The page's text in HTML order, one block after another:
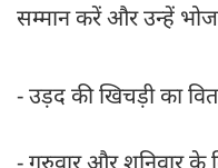
सम्मान करें और उन्हें
- उड़द की खिचड़ी का
- गुरुवार और शनिवार के